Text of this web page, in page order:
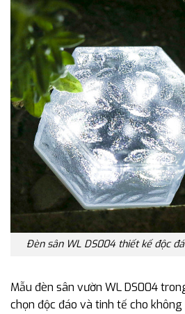
Đèn sân WL DS004 thiết kế độc
Mẫu đèn sân vườn WL DS004
chọn độc đáo và tinh tế cho